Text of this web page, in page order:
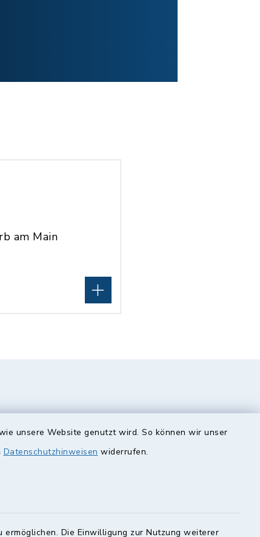
unsere Website genutzt wird. So können wir unser
Datenschutzhinweisen widerrufen.
Die Einwilligung zur Nutzung weiterer
am Main